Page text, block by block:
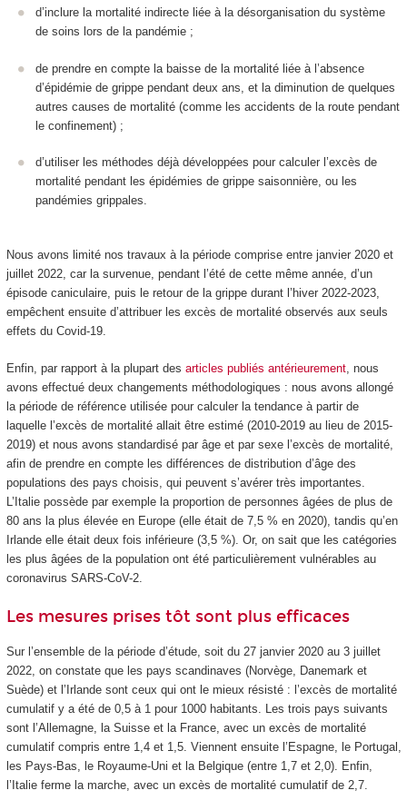
d’inclure la mortalité indirecte liée à la désorganisation du système
de soins lors de la pandémie ;
de prendre en compte la baisse de la mortalité liée à l’absence
d’épidémie de grippe pendant deux ans, et la diminution de quelques
autres causes de mortalité (comme les accidents de la route pendant
le confinement) ;
d’utiliser les méthodes déjà développées pour calculer l’excès de
mortalité pendant les épidémies de grippe saisonnière, ou les
pandémies grippales.
Nous avons limité nos travaux à la période comprise entre janvier 2020 et
juillet 2022, car la survenue, pendant l’été de cette même année, d’un
épisode caniculaire, puis le retour de la grippe durant l’hiver 2022-2023,
empêchent ensuite d’attribuer les excès de mortalité observés aux seuls
effets du Covid-19.
Enfin, par rapport à la plupart des articles publiés antérieurement, nous
avons effectué deux changements méthodologiques : nous avons allongé
la période de référence utilisée pour calculer la tendance à partir de
laquelle l’excès de mortalité allait être estimé (2010-2019 au lieu de 2015-
2019) et nous avons standardisé par âge et par sexe l’excès de mortalité,
afin de prendre en compte les différences de distribution d’âge des
populations des pays choisis, qui peuvent s’avérer très importantes.
L’Italie possède par exemple la proportion de personnes âgées de plus de
80 ans la plus élevée en Europe (elle était de 7,5 % en 2020), tandis qu’en
Irlande elle était deux fois inférieure (3,5 %). Or, on sait que les catégories
les plus âgées de la population ont été particulièrement vulnérables au
coronavirus SARS-CoV-2.
Les mesures prises tôt sont plus efficaces
Sur l’ensemble de la période d’étude, soit du 27 janvier 2020 au 3 juillet
2022, on constate que les pays scandinaves (Norvège, Danemark et
Suède) et l’Irlande sont ceux qui ont le mieux résisté : l’excès de mortalité
cumulatif y a été de 0,5 à 1 pour 1000 habitants. Les trois pays suivants
sont l’Allemagne, la Suisse et la France, avec un excès de mortalité
cumulatif compris entre 1,4 et 1,5. Viennent ensuite l’Espagne, le Portugal,
les Pays-Bas, le Royaume-Uni et la Belgique (entre 1,7 et 2,0). Enfin,
l’Italie ferme la marche, avec un excès de mortalité cumulatif de 2,7.